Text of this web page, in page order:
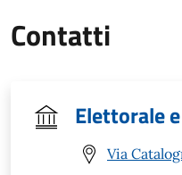
Contatti
Elettorale
Via